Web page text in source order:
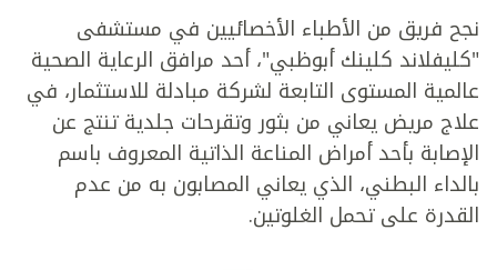
نجح فريق من الأطباء الأخصائيين في مستشفى
"كليفلاند كلينك أبوظبي"، أحد مرافق الرعاية الصحية
عالمية المستوى التابعة لشركة مبادلة للاستثمار، في
علاج مريض يعاني من بثور وتقرحات جلدية تنتج عن
الإصابة بأحد أمراض المناعة الذاتية المعروف باسم
بالداء البطني، الذي يعاني المصابون به من عدم
القدرة على تحمل الغلوتين.